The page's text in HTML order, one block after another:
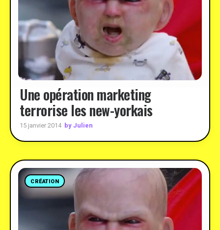
Une opération marketing
terrorise les new-yorkais
15 janvier 2014 by Julien
CRÉATION